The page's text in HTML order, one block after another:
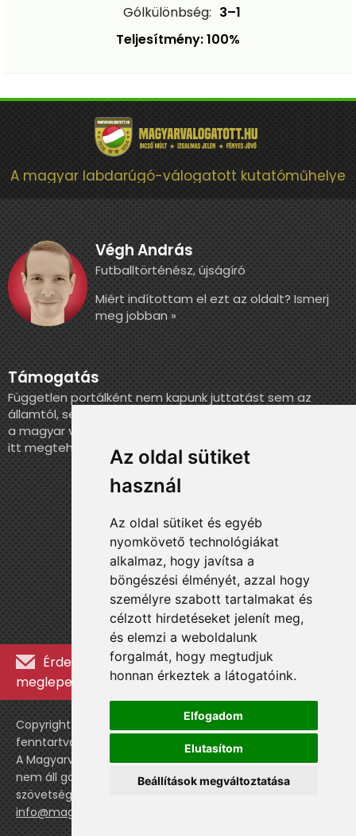
Az oldal sütiket
használ
Az oldal sütiket és egyéb
nyomkövető technológiákat
alkalmaz, hogy javítsa a
böngészési élményét, azzal hogy
személyre szabott tartalmakat és
célzott hirdetéseket jelenít meg,
és elemzi a weboldalunk
forgalmát, hogy megtudjuk
honnan érkeztek a látogatóink.
Elfogadom
Elutasítom
Beállítások megváltoztatása
Gólkülönbség: 3–1
Teljesítmény: 100%
A magyar labdarúgó-válogatott kutatóműhelye
Végh András
Futballtörténész, újságíró
Miért indítottam el ezt az oldalt? Ismerj
meg jobban »
Támogatás
Független portálként nem kapunk juttatást sem az
államtól, sem más szervezettől. Ha szeretnél segíteni
a magyar válogatott történelmének feldolgozásában,
itt megteheted.
Érdekességekért, kulisszatitkokért és
meglepetésekért iratkozz fel a hírlevélre »
Copyright © WebshopLady 2007-2026 Minden jog
fenntartva, kivéve a külön feltüntetett esetekben.
A Magyarvalogatott.hu egy nemhivatalos történeti oldal,
nem áll gazdasági kapcsolatban a labdarúgó
szövetséggel vagy a válogatott stábjával.
info@magyarvalogatott.hu